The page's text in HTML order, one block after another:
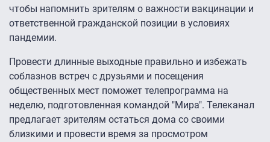
чтобы напомнить зрителям о важности вакцинации и
ответственной гражданской позиции в условиях
пандемии.
Провести длинные выходные правильно и избежать
соблазнов встреч с друзьями и посещения
общественных мест поможет телепрограмма на
неделю, подготовленная командой "Мира". Телеканал
предлагает зрителям остаться дома со своими
близкими и провести время за просмотром